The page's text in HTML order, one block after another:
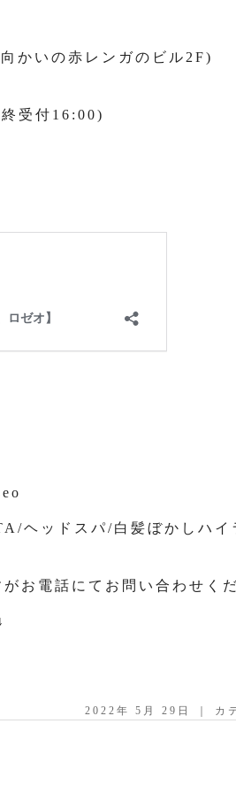
かいの赤レンガのビル2F)
受付16:00)
ヘッドスパ/白髪ぼかしハイ
お電話にてお問い合わせく
2022年 5月 29日 ｜ カ